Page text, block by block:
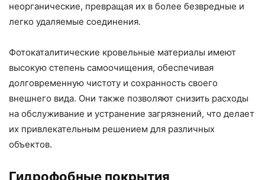
неорганические, превращая их в более безвредные и
легко удаляемые соединения.
Фотокаталитические кровельные материалы имеют
высокую степень самоочищения, обеспечивая
долговременную чистоту и сохранность своего
внешнего вида. Они также позволяют снизить расходы
на обслуживание и устранение загрязнений, что делает
их привлекательным решением для различных
объектов.
Гидрофобные покрытия